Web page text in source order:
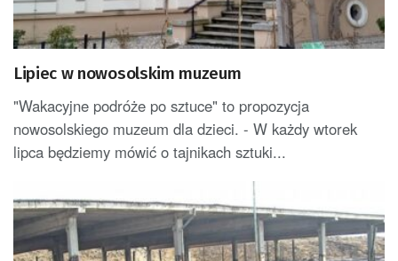
Lipiec w nowosolskim muzeum
"Wakacyjne podróże po sztuce" to propozycja
nowosolskiego muzeum dla dzieci. - W każdy wtorek
lipca będziemy mówić o tajnikach sztuki...